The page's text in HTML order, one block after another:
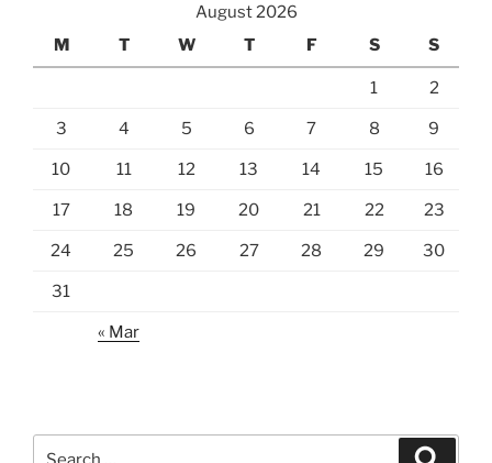
August 2026
M
T W T F S S
1 2
3 4 5 6 7 8 9
10 11 12 13 14 15 16
17 18 19 20 21 22 23
24 25 26 27 28 29 30
31
« Mar